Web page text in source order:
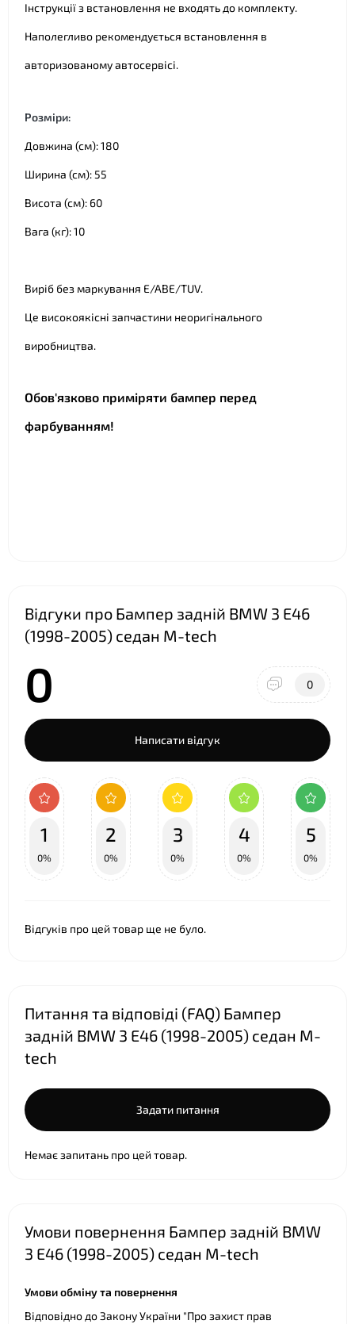
Інструкції з встановлення не входять до комплекту.
Наполегливо рекомендується встановлення в
авторизованому автосервісі.
Розміри:
Довжина (см): 180
Ширина (см): 55
Висота (см): 60
Вага (кг): 10
Виріб без маркування E/ABE/TUV.
Це високоякісні запчастини неоригінального
виробництва.
Обов'язково приміряти бампер перед
фарбуванням!
Відгуки про Бампер задній BMW 3 E46
(1998-2005) седан M-tech
0 0
Написати відгук
1
0%
2
0%
3
0%
4
0%
5
0%
Відгуків про цей товар ще не було.
Питання та відповіді (FAQ) Бампер
задній BMW 3 E46 (1998-2005) седан M-
tech
Задати питання
Немає запитань про цей товар.
Умови повернення Бампер задній BMW
3 E46 (1998-2005) седан M-tech
Умови обміну та повернення
Відповідно до Закону України "Про захист прав